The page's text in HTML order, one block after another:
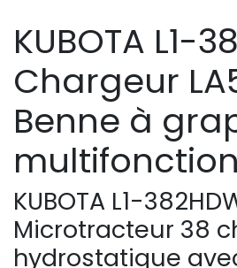
KUBOTA L1-
Chargeur
Benne à
multifonction
KUBOTA L1-
Microtracteur 38
hydrostatique